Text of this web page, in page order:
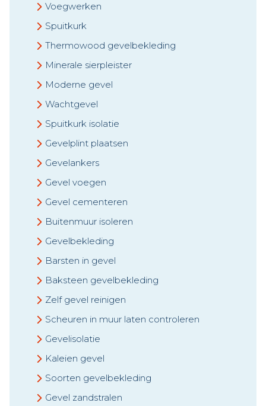
Voegwerken
Spuitkurk
Thermowood gevelbekleding
Minerale sierpleister
Moderne gevel
Wachtgevel
Spuitkurk isolatie
Gevelplint plaatsen
Gevelankers
Gevel voegen
Gevel cementeren
Buitenmuur isoleren
Gevelbekleding
Barsten in gevel
Baksteen gevelbekleding
Zelf gevel reinigen
Scheuren in muur laten controleren
Gevelisolatie
Kaleien gevel
Soorten gevelbekleding
Gevel zandstralen